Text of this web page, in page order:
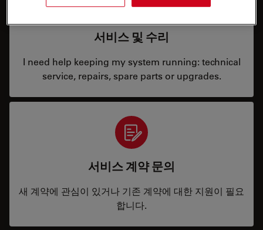
서비스 및 수리
I need help keeping my system running: technical
service, repairs, spare parts or upgrades.
서비스 계약 문의
새 계약에 관심이 있거나 기존 계약에 대한 지원이 필요
합니다.